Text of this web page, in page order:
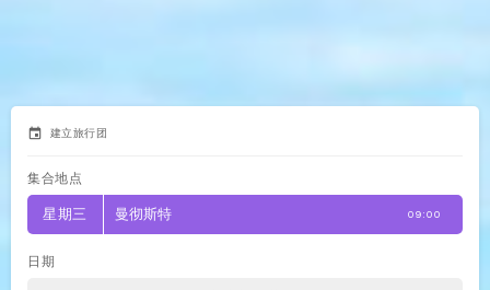
event 建立旅行团
集合地点
星期三 曼彻斯特 09:00
日期